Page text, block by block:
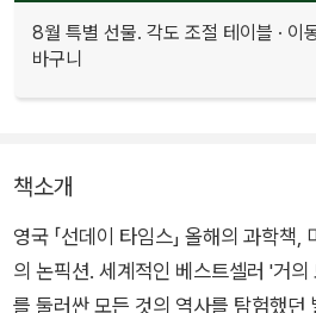
8월 특별 선물. 각도 조절 테이블 · 이
바구니
책소개
영국 「선데이 타임스」 올해의 과학책,
의 논픽션. 세계적인 베스트셀러 '거의
를 둘러싼 모든 것의 역사를 탐험했던